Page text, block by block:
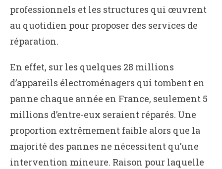
professionnels et les structures qui œuvrent
au quotidien pour proposer des services de
réparation.
En effet, sur les quelques 28 millions
d’appareils électroménagers qui tombent en
panne chaque année en France, seulement 5
millions d’entre-eux seraient réparés. Une
proportion extrêmement faible alors que la
majorité des pannes ne nécessitent qu’une
intervention mineure. Raison pour laquelle